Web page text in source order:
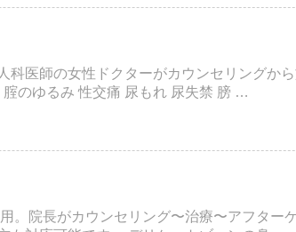
科医師の女性ドクターがカウンセリングか
のゆるみ 性交痛 尿もれ 尿失禁 膀 …
。院長がカウンセリング〜治療〜アフター